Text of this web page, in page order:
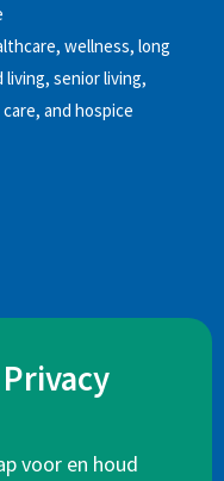
wellness, long
senior living,
and hospice
voor en houd